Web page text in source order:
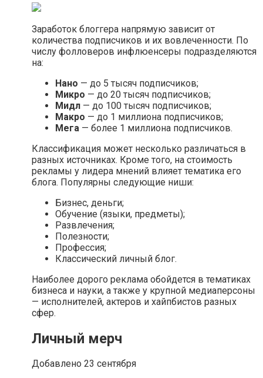
Заработок блоггера напрямую зависит от
количества подписчиков и их вовлеченности. По
числу фолловеров инфлюенсеры подразделяются
на:
Нано — до 5 тысяч подписчиков;
Микро — до 20 тысяч подписчиков;
Мидл — до 100 тысяч подписчиков;
Макро — до 1 миллиона подписчиков;
Мега — более 1 миллиона подписчиков.
Классификация может несколько различаться в
разных источниках. Кроме того, на стоимость
рекламы у лидера мнений влияет тематика его
блога. Популярны следующие ниши:
Бизнес, деньги;
Обучение (языки, предметы);
Развлечения;
Полезности;
Профессия;
Классический личный блог.
Наиболее дорого реклама обойдется в тематиках
бизнеса и науки, а также у крупной медиаперсоны
— исполнителей, актеров и хайпбистов разных
сфер.
Личный мерч
Добавлено 23 сентября